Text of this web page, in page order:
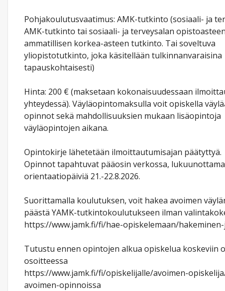
Pohjakoulutusvaatimus: AMK-tutkinto (sosiaali- ja
AMK-tutkinto tai sosiaali- ja terveysalan
ammatillisen korkea-asteen tutkinto. Tai soveltuva
yliopistotutkinto, joka käsitellään tulkinnanvaraisina
tapauskohtaisesti)
Hinta: 200 € (maksetaan kokonaisuudessaan
yhteydessä). Väyläopintomaksulla voit opiskella
opinnot sekä mahdollisuuksien mukaan lisäopintoja
väyläopintojen aikana.
Opintokirje lähetetään ilmoittautumisajan päätyttyä.
Opinnot tapahtuvat pääosin verkossa,
orientaatiopäiviä 21.-22.8.2026.
Suorittamalla koulutuksen, voit hakea avoimen
päästä YAMK-tutkintokoulutukseen ilman
https://www.jamk.fi/fi/hae-opiskelemaan/
Tutustu ennen opintojen alkua opiskelua koskeviin
osoitteessa
https://www.jamk.fi/fi/opiskelijalle/avoimen-
avoimen-opinnoissa